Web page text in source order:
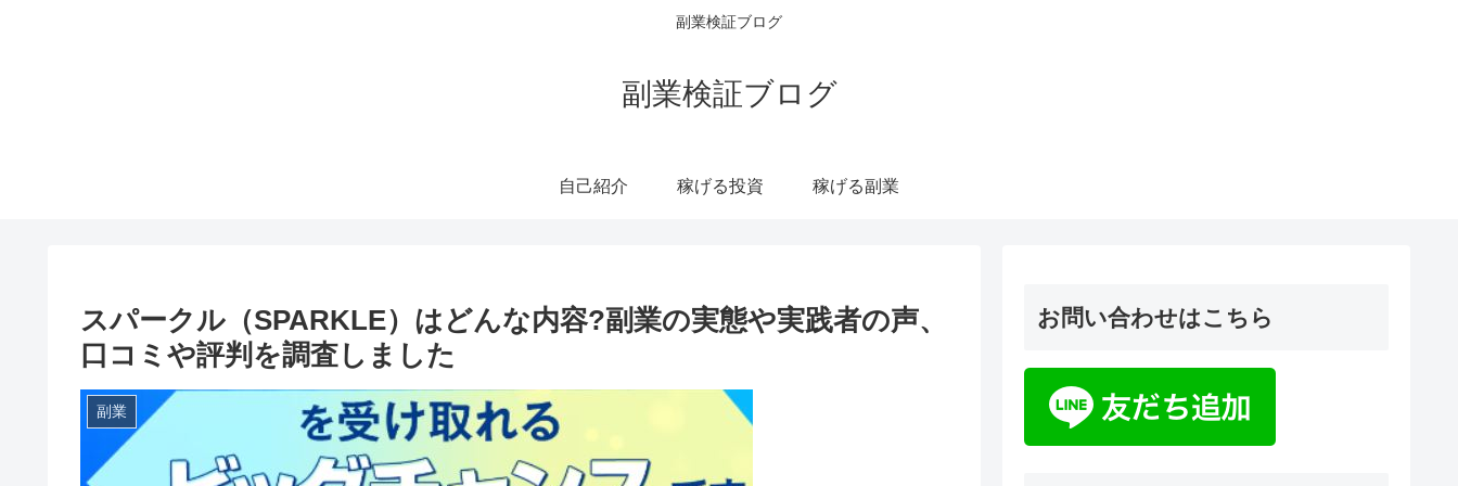
副業検証ブログ
副業検証ブログ
自己紹介 稼げる投資 稼げる副業
スパークル（SPARKLE）はどんな内容?副業の実態や実践者の声、
口コミや評判を調査しました
副業
お問い合わせはこちら